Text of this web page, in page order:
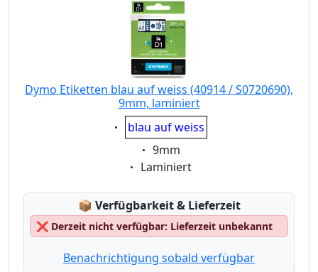
Dymo Etiketten blau auf weiss (40914 / S0720690),
9mm, laminiert
Eigenschaft:
blau auf weiss
Eigenschaft:
9mm
Eigenschaft:
Laminiert
📦 Lagerstatus:
Verfügbarkeit & Lieferzeit
❌ Derzeit nicht verfügbar: Lieferzeit unbekannt
Benachrichtigung sobald verfügbar